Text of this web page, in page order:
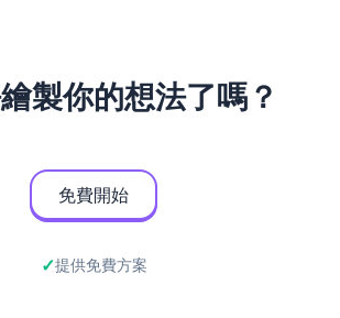
製你的想法了嗎？
免費開始
提供免費方案